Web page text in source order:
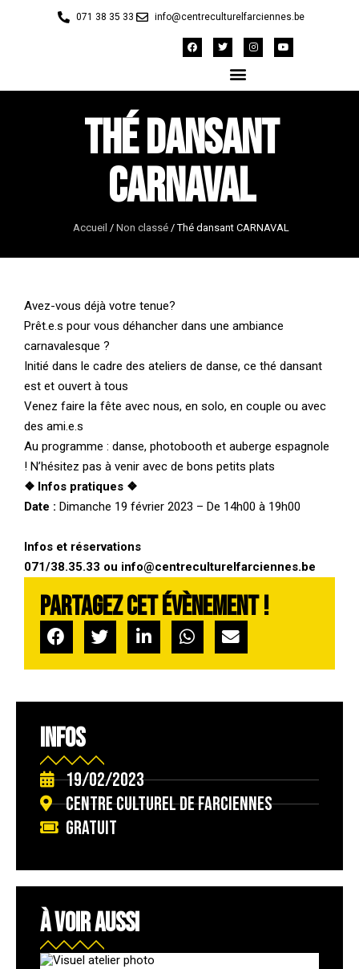
071 38 35 33 info@centreculturelfarciennes.be
Thé dansant
CARNAVAL
Accueil /Non classé /Thé dansant CARNAVAL
Avez-vous déjà votre tenue?
Prêt.e.s pour vous déhancher dans une ambiance
carnavalesque ?
Initié dans le cadre des ateliers de danse, ce thé dansant
est et ouvert à tous
Venez faire la fête avec nous, en solo, en couple ou avec
des ami.e.s
Au programme : danse, photobooth et auberge espagnole
! N’hésitez pas à venir avec de bons petits plats
❖ Infos pratiques ❖
Date : Dimanche 19 février 2023 – De 14h00 à 19h00
Infos et réservations
071/38.35.33 ou info@centreculturelfarciennes.be
Partagez cet évènement !
INFOS
19/02/2023
Centre culturel de Farciennes
Gratuit
À VOIR AUSSI